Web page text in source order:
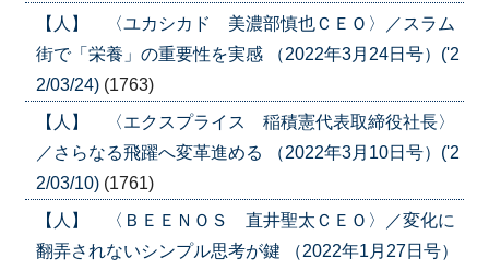
【人】 〈ユカシカド 美濃部慎也ＣＥＯ〉／スラム
街で「栄養」の重要性を実感 （2022年3月24日号）('2
2/03/24) (1763)
【人】 〈エクスプライス 稲積憲代表取締役社長〉
／さらなる飛躍へ変革進める （2022年3月10日号）('2
2/03/10) (1761)
【人】 〈ＢＥＥＮＯＳ 直井聖太ＣＥＯ〉／変化に
翻弄されないシンプル思考が鍵 （2022年1月27日号）